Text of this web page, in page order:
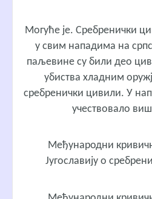
Могуће је. Сребренички
у свим нападима на
паљевине су били део
убиства хладним
сребренички цивили. У
учествовало
Међународни
Југославију о